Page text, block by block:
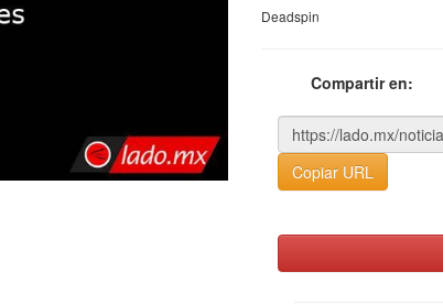
Deadspin
Compartir en:
Copiar URL